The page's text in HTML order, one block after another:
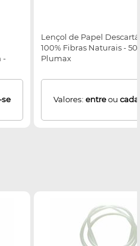
-
Lençol de Papel
100% Fibras Naturais -
Plumax
Valores: entreou